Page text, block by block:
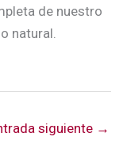
de nuestro
natural.
siguiente →